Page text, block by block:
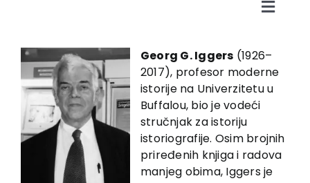
Toggle
About us
Books
In preparation
Sale
Authors
Georg G. Iggers (1926–
2017), profesor moderne
istorije na Univerzitetu u
Buffalou, bio je vodeći
stručnjak za istoriju
istoriografije. Osim brojnih
priređenih knjiga i radova
manjeg obima, Iggers je